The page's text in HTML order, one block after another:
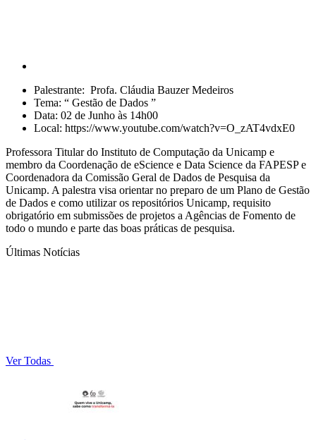
Palestrante: Profa. Cláudia Bauzer Medeiros
Tema: “ Gestão de Dados ”
Data: 02 de Junho às 14h00
Local: https://www.youtube.com/watch?v=O_zAT4vdxE0
Professora Titular do Instituto de Computação da Unicamp e
membro da Coordenação de eScience e Data Science da FAPESP e
Coordenadora da Comissão Geral de Dados de Pesquisa da
Unicamp. A palestra visa orientar no preparo de um Plano de Gestão
de Dados e como utilizar os repositórios Unicamp, requisito
obrigatório em submissões de projetos a Agências de Fomento de
todo o mundo e parte das boas práticas de pesquisa.
Últimas Notícias
Ver Todas